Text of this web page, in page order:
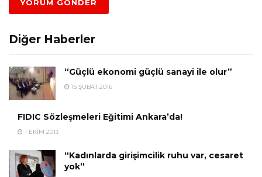
Diğer Haberler
“Güçlü ekonomi güçlü sanayi ile olur”
15 ŞUBAT 2016
FIDIC Sözleşmeleri Eğitimi Ankara’da!
1 EKIM 2013
“Kadınlarda girişimcilik ruhu var, cesaret
yok”